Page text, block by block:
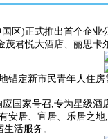
区)正式推出首个企
君悦大酒店、丽思
锚定新市民青年人住
国家号召,专为星级
安居、宜居、乐居之
活服务。